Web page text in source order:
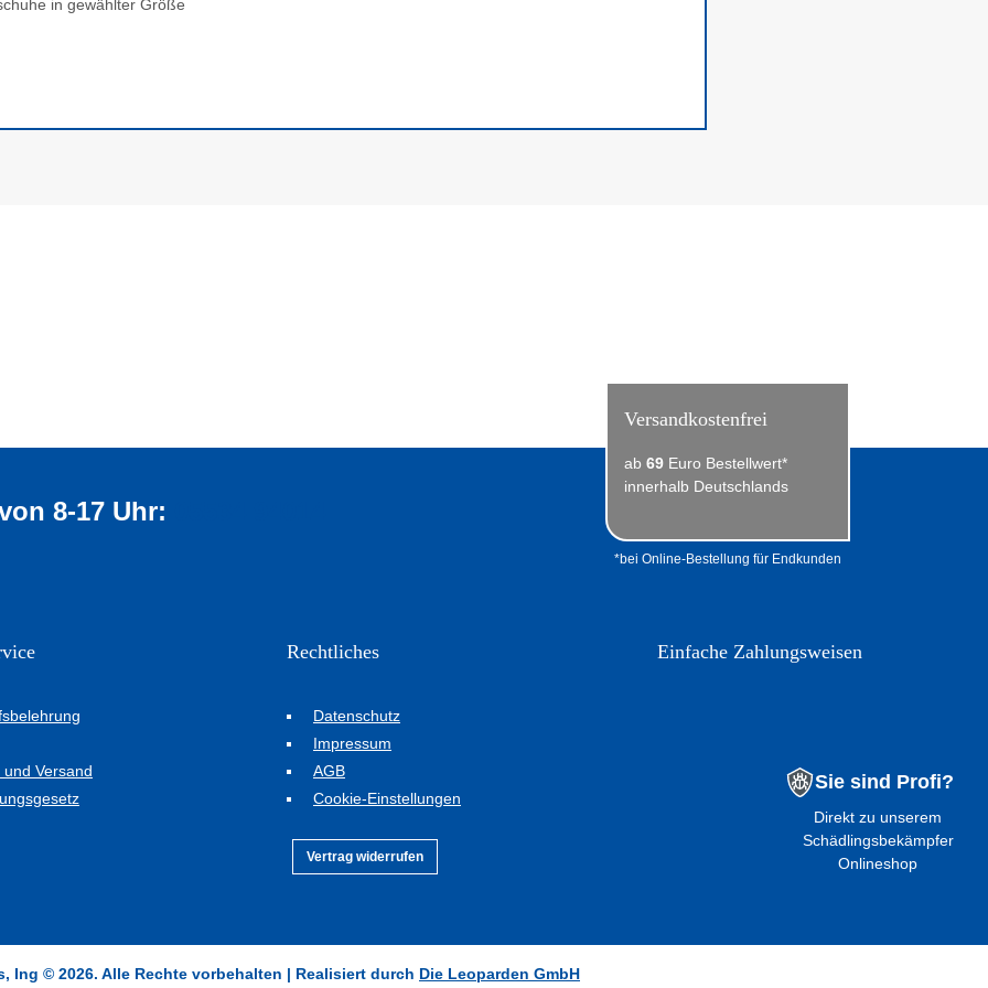
in gewählter Größe
8-17 Uhr:
Versandkostenfrei
ab 69 Euro Bestellwert*
innerhalb Deutschlands
*bei Online-Bestellung für Endkunden
Versand
Rechtliches
Datenschutz
Impressum
AGB
Cookie-Einstellungen
Vertrag widerrufen
Einfache Zahlungsweisen
Ing © 2026. Alle Rechte vorbehalten | Realisiert durch Die Leoparden GmbH
Sie sind Profi?
Direkt zu unserem
Schädlingsbekämpfer
Onlineshop